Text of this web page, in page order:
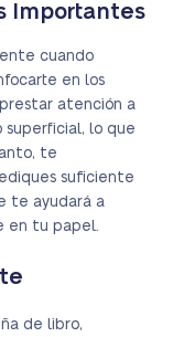
Importantes
cuando
en los
atención a
superficial, lo que
te
suficiente
te ayudará a
en tu papel.
de libro,